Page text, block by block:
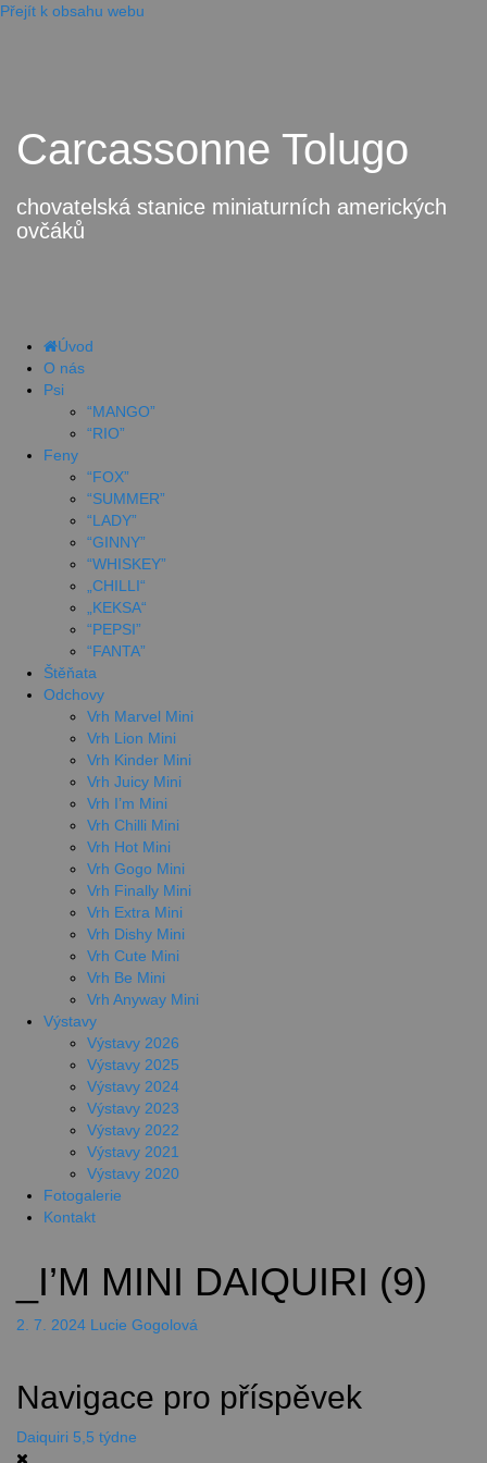
Přejít k obsahu webu
Carcassonne Tolugo
chovatelská stanice miniaturních amerických
ovčáků
Úvod
O nás
Psi
“MANGO”
“RIO”
Feny
“FOX”
“SUMMER”
“LADY”
“GINNY”
“WHISKEY”
„CHILLI“
„KEKSA“
“PEPSI”
“FANTA”
Štěňata
Odchovy
Vrh Marvel Mini
Vrh Lion Mini
Vrh Kinder Mini
Vrh Juicy Mini
Vrh I’m Mini
Vrh Chilli Mini
Vrh Hot Mini
Vrh Gogo Mini
Vrh Finally Mini
Vrh Extra Mini
Vrh Dishy Mini
Vrh Cute Mini
Vrh Be Mini
Vrh Anyway Mini
Výstavy
Výstavy 2026
Výstavy 2025
Výstavy 2024
Výstavy 2023
Výstavy 2022
Výstavy 2021
Výstavy 2020
Fotogalerie
Kontakt
_I’M MINI DAIQUIRI (9)
2. 7. 2024 Lucie Gogolová
Navigace pro příspěvek
Daiquiri 5,5 týdne